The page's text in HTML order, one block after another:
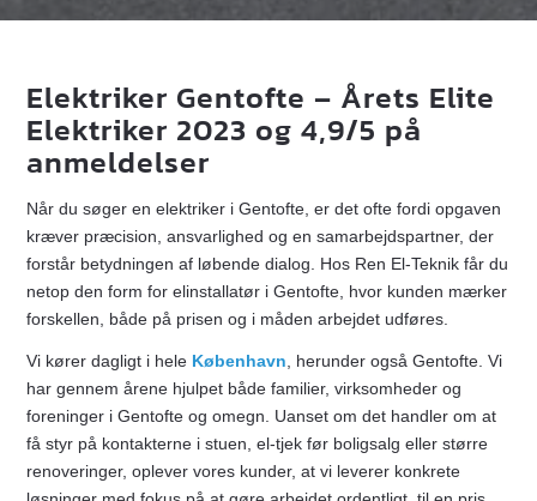
Elektriker Gentofte – Årets Elite
Elektriker 2023 og 4,9/5 på
anmeldelser
Når du søger en elektriker i Gentofte, er det ofte fordi opgaven
kræver præcision, ansvarlighed og en samarbejdspartner, der
forstår betydningen af løbende dialog. Hos Ren El-Teknik får du
netop den form for elinstallatør i Gentofte, hvor kunden mærker
forskellen, både på prisen og i måden arbejdet udføres.
Vi kører dagligt i hele København , herunder også Gentofte. Vi
har gennem årene hjulpet både familier, virksomheder og
foreninger i Gentofte og omegn. Uanset om det handler om at
få styr på kontakterne i stuen, el-tjek før boligsalg eller større
renoveringer, oplever vores kunder, at vi leverer konkrete